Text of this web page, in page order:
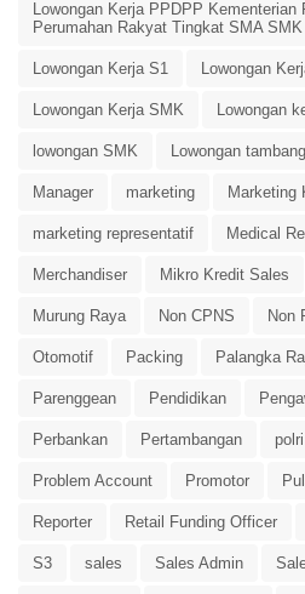
Lowongan Kerja PPDPP Kementerian
Perumahan Rakyat Tingkat SMA
Lowongan Kerja S1 Lowongan
Lowongan Kerja SMK Lowongan
lowongan SMK Lowongan
Manager marketing Marketing
marketing representatif Medical
Merchandiser Mikro Kredit Sales
Murung Raya Non CPNS Non
Otomotif Packing Palangka
Parenggean Pendidikan
Perbankan Pertambangan polri
Problem Account Promotor
Reporter Retail Funding Officer
S3 sales Sales Admin